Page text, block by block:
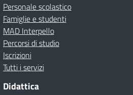
Personale scolastico
Famiglie e studenti
MAD Interpello
Percorsi di studio
Iscrizioni
Tutti i servizi
Didattica